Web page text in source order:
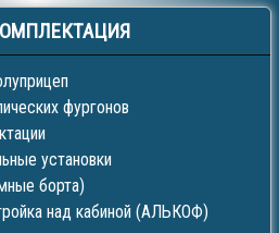
фургонов
установки
борта)
над кабиной (АЛЬКОФ)